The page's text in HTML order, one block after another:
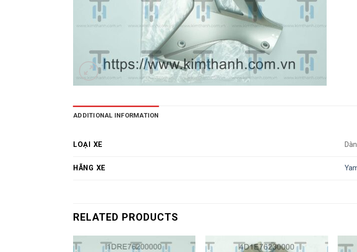
ADDITIONAL INFORMATION
LOẠI XE
HÃNG XE
RELATED PRODUCTS